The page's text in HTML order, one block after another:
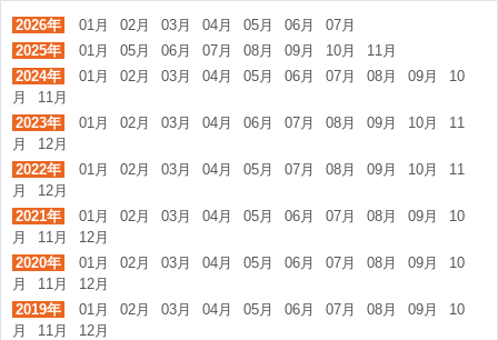
2026年 01月 02月 03月 04月 05月 06月
07月
2025年
01月 05月 06月 07月 08月 09月 10月
11月
2024年
01月 02月 03月 04月 05月 06月 07月 08月 09月
10
月
11月
2023年
01月 02月 03月 04月 06月 07月 08月 09月 10月
11
月
12月
2022年
01月 02月 03月 04月 05月 07月 08月 09月 10月
11
月
12月
2021年
01月 02月 03月 04月 05月 06月 07月 08月 09月
10
月
11月
12月
2020年
01月 02月 03月 04月 05月 06月 07月 08月 09月
10
月
11月
12月
2019年
01月 02月 03月 04月 05月 06月 07月 08月 09月
10
月
11月
12月